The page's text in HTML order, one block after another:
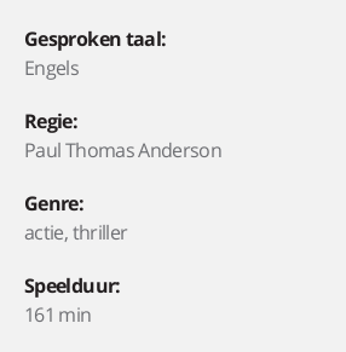
Gesproken taal:
Engels
Regie:
Paul Thomas Anderson
Genre:
actie, thriller
Speelduur:
161 min